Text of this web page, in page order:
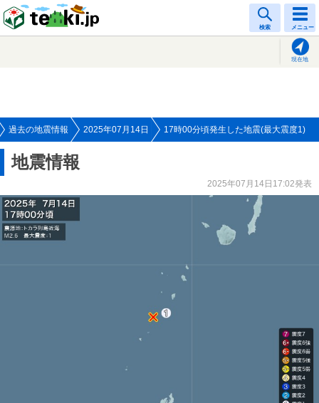
検索 メニュー
現在地
過去の地震情報 2025年07月14日 17時00分頃発生した地震(最大震度1)
地震情報
2025年07月14日17:02発表